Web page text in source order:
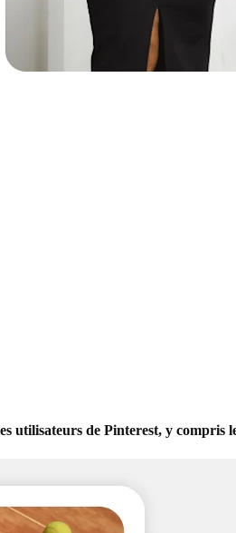
utilisateurs de Pinterest, y compris